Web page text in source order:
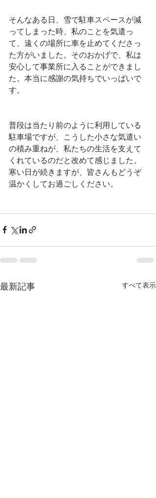
そんなある日、雪で駐車スペースが減
ってしまった時、私のことを気遣っ
て、遠くの場所に車を止めてくださっ
た方がいました。そのおかげで、私は
安心して事業所に入ることができまし
た。本当に感謝の気持ちでいっぱいで
す。
普段は当たり前のように利用している
駐車場ですが、こうした小さな気遣い
の積み重ねが、私たちの生活を支えて
くれているのだと改めて感じました。
寒い日が続きますが、皆さんもどうぞ
温かくしてお過ごしください。
最新記事 すべて表示